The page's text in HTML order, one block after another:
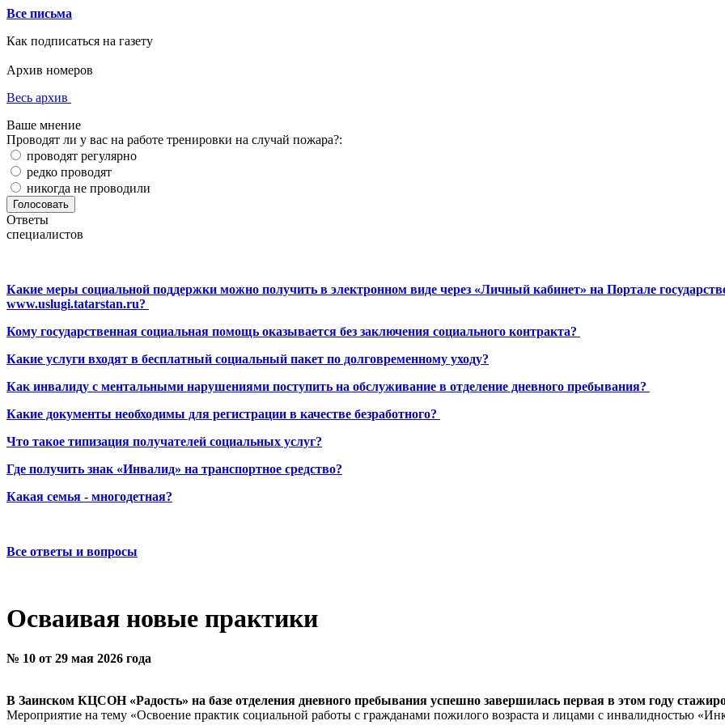
Все письма
Как подписаться на газету
Архив номеров
Весь архив
Ваше мнение
Проводят ли у вас на работе тренировки на случай пожара?:
проводят регулярно
редко проводят
никогда не проводили
Ответы
специалистов
Какие меры социальной поддержки можно получить в электронном виде через «Личный кабинет» на Портале
www.uslugi.tatarstan.ru?
Кому государственная социальная помощь оказывается без заключения социального контракта?
Какие услуги входят в бесплатный социальный пакет по долговременному уходу?
Как инвалиду с ментальными нарушениями поступить на обслуживание в отделение дневного пребывания?
Какие документы необходимы для регистрации в качестве безработного?
Что такое типизация получателей социальных услуг?
Где получить знак «Инвалид» на транспортное средство?
Какая семья - многодетная?
Все ответы и вопросы
Осваивая новые практики
№ 10 от 29 мая 2026 года
В Заинском КЦСОН «Радость» на базе отделения дневного пребывания успешно завершилась первая в этом году
Мероприятие на тему «Освоение практик социальной работы с гражданами пожилого возраста и лицами с инвалидностью